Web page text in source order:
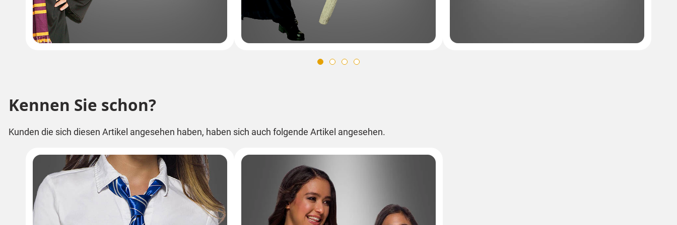
Kennen Sie schon?
Kunden die sich diesen Artikel angesehen haben, haben sich auch folgende Artikel angesehen.